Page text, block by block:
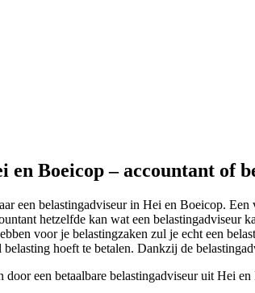
Boeicop – accountant of
een belastingadviseur in Hei en Boeicop.
hetzelfde kan wat een
voor je belastingzaken zul je echt een
hoeft te betalen. Dankzij de
een betaalbare belastingadviseur uit Hei en